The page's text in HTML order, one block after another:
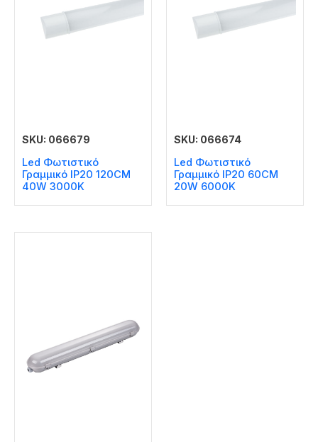
SKU: 066679
Led Φωτιστικό
Γραμμικό IP20 120CM
40W 3000K
SKU: 066674
Led Φωτιστικό
Γραμμικό IP20 60CM
20W 6000K